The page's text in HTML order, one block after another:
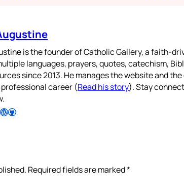
is the founder of Catholic Gallery, a faith-
languages, prayers, quotes, catechism,
since 2013. He manages the website and
career (Read his story). Stay
Follow Pradeep on WordPress Follow Pradeep on GitHub
Required fields are marked*